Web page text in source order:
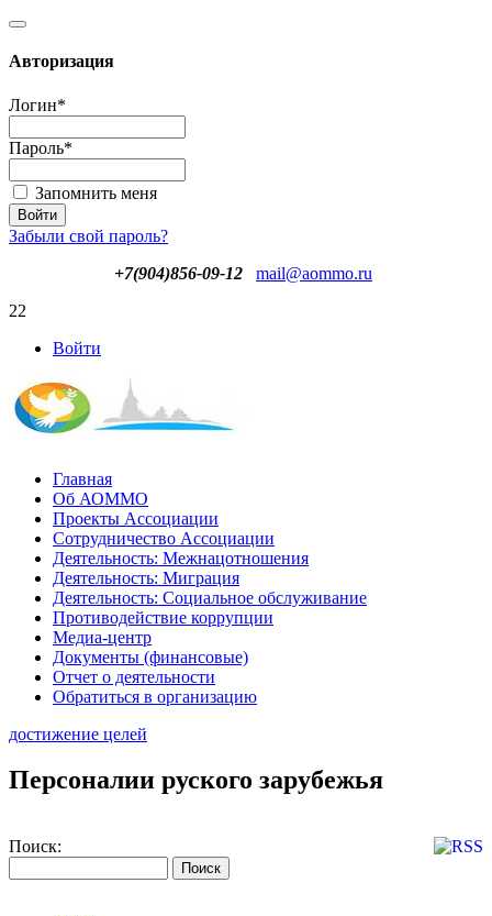
Авторизация
Логин*
Пароль*
Запомнить меня
Забыли свой пароль?
+7(904)856-09-12
mail@aommo.ru
22
Войти
Главная
Об АОММО
Проекты Ассоциации
Сотрудничество Ассоциации
Деятельность: Межнацотношения
Деятельность: Миграция
Деятельность: Социальное обслуживание
Противодействие коррупции
Медиа-центр
Документы (финансовые)
Отчет о деятельности
Обратиться в организацию
достижение целей
Персоналии руского зарубежья
Поиск: